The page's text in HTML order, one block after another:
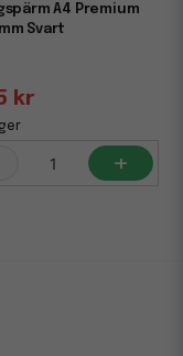
A4 Premium
Svart
kr
+